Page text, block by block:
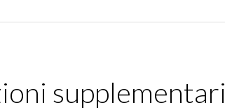
supplementari